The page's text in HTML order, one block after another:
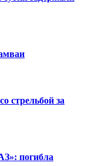
стрельбой за
погибла